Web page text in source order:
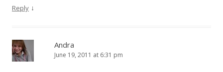
Reply ↓
Andra
June 19, 2011 at 6:31 pm